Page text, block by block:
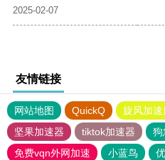
2025-02-07
友情链接
网站地图 QuickQ 旋风加速
坚果加速器
tiktok加速器
狗
免费vqn外网加速
小蓝鸟